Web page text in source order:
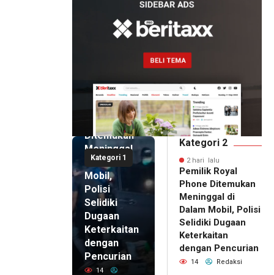
Kategori 1
2 hari lalu
Pemilik
Royal
Phone
Ditemukan
Meninggal
di Dalam
Mobil,
Polisi
Selidiki
Dugaan
Keterkaitan
dengan
Pencurian
14
Kategori 2
2 hari lalu
Pemilik Royal
Phone Ditemukan
Meninggal di
Dalam Mobil, Polisi
Selidiki Dugaan
Keterkaitan
dengan Pencurian
14 Redaksi